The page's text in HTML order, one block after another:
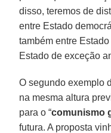
disso, teremos de
entre Estado
também entre
Estado de exceção
O segundo exemplo
na mesma altura
para o “comunismo
futura. A proposta